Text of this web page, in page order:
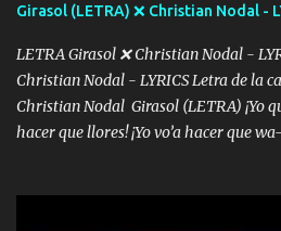
Girasol (LETRA) ❌ Christian Nodal -
LETRA Girasol ❌ Christian Nodal -
Christian Nodal - LYRICS Letra de la
Christian Nodal Girasol (LETRA) ¡Yo
hacer que llores! ¡Yo vo’a hacer que